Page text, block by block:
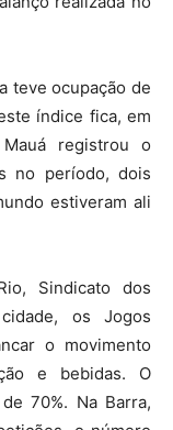
teve ocupação de
índice fica, em
registrou o
no período, dois
estiveram ali
Sindicato dos
os Jogos
o movimento
e bebidas. O
70%. Na Barra,